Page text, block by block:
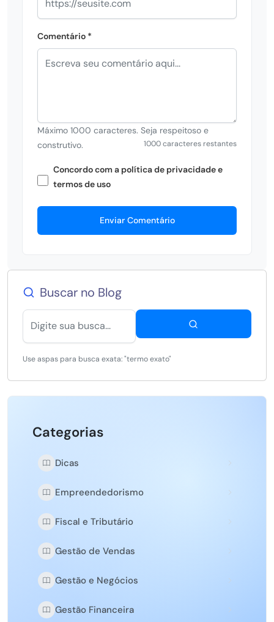
Comentário *
Máximo 1000 caracteres. Seja respeitoso e
construtivo.
1000 caracteres restantes
Concordo com a política de privacidade e
termos de uso
Enviar Comentário
Buscar no Blog
Use aspas para busca exata: "termo exato"
Categorias
Dicas
Empreendedorismo
Fiscal e Tributário
Gestão de Vendas
Gestão e Negócios
Gestão Financeira